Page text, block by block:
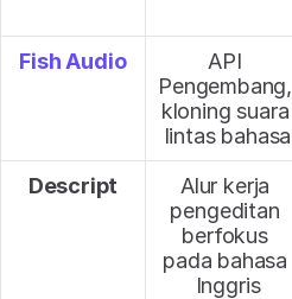
Fish Audio
API
Pengembang,
kloning suara
lintas bahasa
Descript
Alur kerja
pengeditan
berfokus
pada bahasa
Inggris